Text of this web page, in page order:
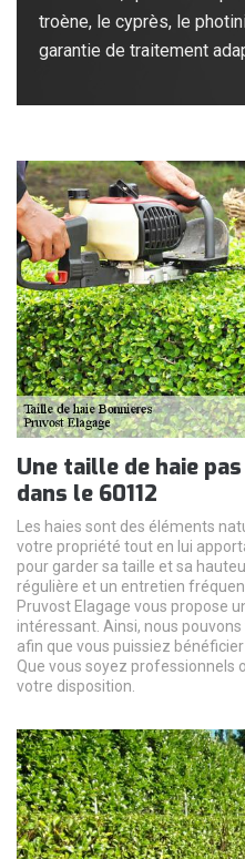
troène, le cyprès, le
garantie de traitement
Une taille de haie
dans le 60112
Les haies sont des éléments
votre propriété tout en lui
pour garder sa taille et sa
régulière et un entretien
Pruvost Elagage vous propose
intéressant. Ainsi, nous
afin que vous puissiez
Que vous soyez professionnels
votre disposition.